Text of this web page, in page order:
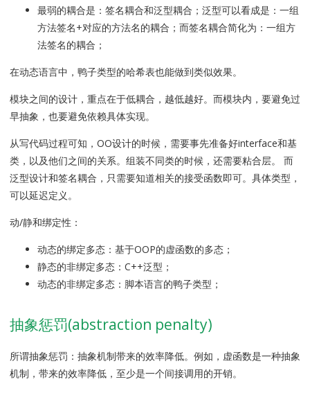
最弱的耦合是：签名耦合和泛型耦合；泛型可以看成是：一组
方法签名+对应的方法名的耦合；而签名耦合简化为：一组方
法签名的耦合；
在动态语言中，鸭子类型的哈希表也能做到类似效果。
模块之间的设计，重点在于低耦合，越低越好。而模块内，要避免过
早抽象，也要避免依赖具体实现。
从写代码过程可知，OO设计的时候，需要事先准备好interface和基
类，以及他们之间的关系。组装不同类的时候，还需要粘合层。 而
泛型设计和签名耦合，只需要知道相关的接受函数即可。具体类型，
可以延迟定义。
动/静和绑定性：
动态的绑定多态：基于OOP的虚函数的多态；
静态的非绑定多态：C++泛型；
动态的非绑定多态：脚本语言的鸭子类型；
抽象惩罚(abstraction penalty)
所谓抽象惩罚：抽象机制带来的效率降低。例如，虚函数是一种抽象
机制，带来的效率降低，至少是一个间接调用的开销。